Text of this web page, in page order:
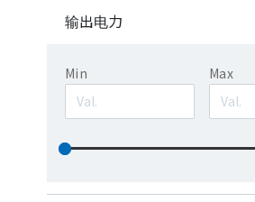
输出电力
Min Max